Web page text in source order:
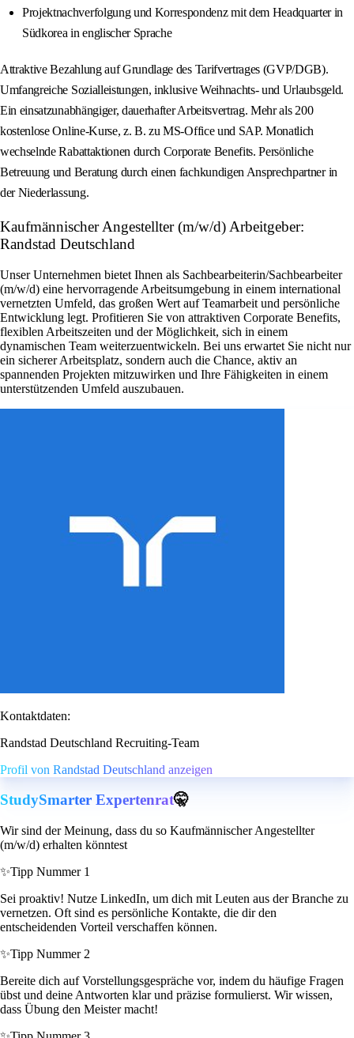
Projektnachverfolgung und Korrespondenz mit dem Headquarter in
Südkorea in englischer Sprache
Attraktive Bezahlung auf Grundlage des Tarifvertrages (GVP/DGB).
Umfangreiche Sozialleistungen, inklusive Weihnachts- und Urlaubsgeld.
Ein einsatzunabhängiger, dauerhafter Arbeitsvertrag. Mehr als 200
kostenlose Online-Kurse, z. B. zu MS-Office und SAP. Monatlich
wechselnde Rabattaktionen durch Corporate Benefits. Persönliche
Betreuung und Beratung durch einen fachkundigen Ansprechpartner in
der Niederlassung.
Kaufmännischer Angestellter (m/w/d) Arbeitgeber:
Randstad Deutschland
Unser Unternehmen bietet Ihnen als Sachbearbeiterin/Sachbearbeiter
(m/w/d) eine hervorragende Arbeitsumgebung in einem international
vernetzten Umfeld, das großen Wert auf Teamarbeit und persönliche
Entwicklung legt. Profitieren Sie von attraktiven Corporate Benefits,
flexiblen Arbeitszeiten und der Möglichkeit, sich in einem
dynamischen Team weiterzuentwickeln. Bei uns erwartet Sie nicht nur
ein sicherer Arbeitsplatz, sondern auch die Chance, aktiv an
spannenden Projekten mitzuwirken und Ihre Fähigkeiten in einem
unterstützenden Umfeld auszubauen.
Kontaktdaten:
Randstad Deutschland Recruiting-Team
Profil von Randstad Deutschland anzeigen
StudySmarter Expertenrat🤫
Wir sind der Meinung, dass du so Kaufmännischer Angestellter
(m/w/d) erhalten könntest
✨Tipp Nummer 1
Sei proaktiv! Nutze LinkedIn, um dich mit Leuten aus der Branche zu
vernetzen. Oft sind es persönliche Kontakte, die dir den
entscheidenden Vorteil verschaffen können.
✨Tipp Nummer 2
Bereite dich auf Vorstellungsgespräche vor, indem du häufige Fragen
übst und deine Antworten klar und präzise formulierst. Wir wissen,
dass Übung den Meister macht!